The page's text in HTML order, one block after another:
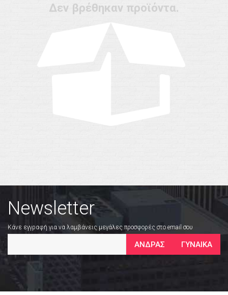
Δεν βρέθηκαν προϊόντα.
Newsletter
Κάνε εγγραφή για να λαμβάνεις μεγάλες προσφορές στο email σου
ΑΝΔΡΑΣ ΓΥΝΑΙΚΑ